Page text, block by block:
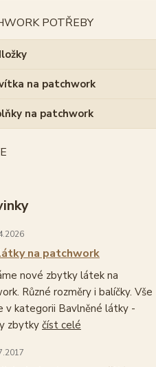
POTŘEBY
na patchwork
na patchwork
na patchwork
nové zbytky látek na
Různé rozměry i balíčky. Vše
v kategorii Bavlněné látky -
zbytky číst celé